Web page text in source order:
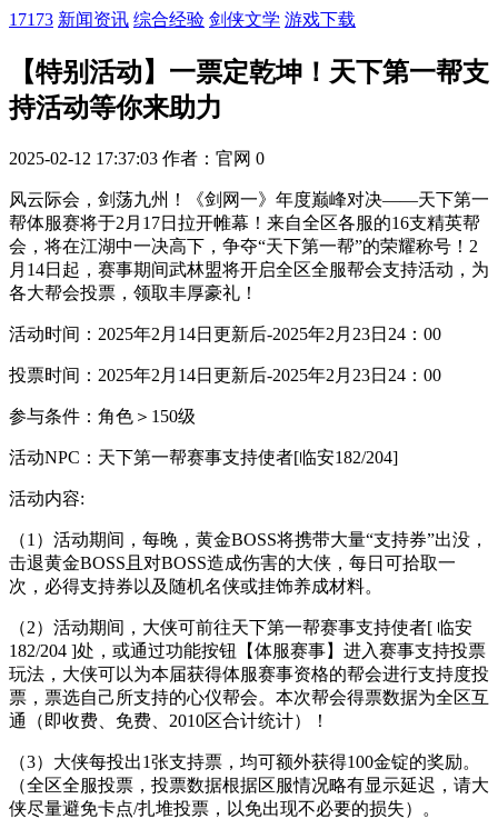
17173 新闻资讯 综合经验 剑侠文学 游戏下载
【特别活动】一票定乾坤！天下第一帮支
持活动等你来助力
2025-02-12 17:37:03 作者：官网 0
风云际会，剑荡九州！《剑网一》年度巅峰对决——天下第一
帮体服赛将于2月17日拉开帷幕！来自全区各服的16支精英帮
会，将在江湖中一决高下，争夺“天下第一帮”的荣耀称号！2
月14日起，赛事期间武林盟将开启全区全服帮会支持活动，为
各大帮会投票，领取丰厚豪礼！
活动时间：2025年2月14日更新后-2025年2月23日24：00
投票时间：2025年2月14日更新后-2025年2月23日24：00
参与条件：角色＞150级
活动NPC：天下第一帮赛事支持使者[临安182/204]
活动内容:
（1）活动期间，每晚，黄金BOSS将携带大量“支持券”出没，
击退黄金BOSS且对BOSS造成伤害的大侠，每日可拾取一
次，必得支持券以及随机名侠或挂饰养成材料。
（2）活动期间，大侠可前往天下第一帮赛事支持使者[ 临安
182/204 ]处，或通过功能按钮【体服赛事】进入赛事支持投票
玩法，大侠可以为本届获得体服赛事资格的帮会进行支持度投
票，票选自己所支持的心仪帮会。本次帮会得票数据为全区互
通（即收费、免费、2010区合计统计）！
（3）大侠每投出1张支持票，均可额外获得100金锭的奖励。
（全区全服投票，投票数据根据区服情况略有显示延迟，请大
侠尽量避免卡点/扎堆投票，以免出现不必要的损失）。